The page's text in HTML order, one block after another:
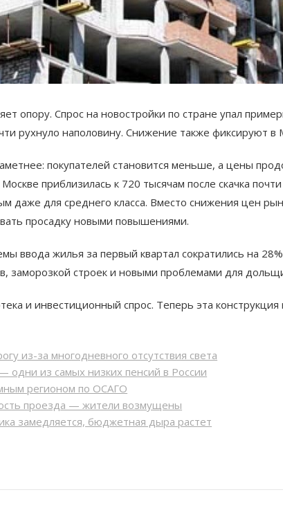
опору. Спрос на новостройки по стране упал
рухнуло наполовину. Снижение также фиксируют в
покупателей становится меньше, а цены
приблизилась к 720 тысячам после скачка
даже для среднего класса. Вместо снижения цен
просадку новыми повышениями.
ввода жилья за первый квартал сократились на
заморозкой строек и новыми проблемами для
и инвестиционный спрос. Теперь эта
из-за многодневного отсутствия света
одни из самых низких пенсий в России
регионом по ОСАГО
проезда — жители возмущены
замедляется, бюджетная дыра растет